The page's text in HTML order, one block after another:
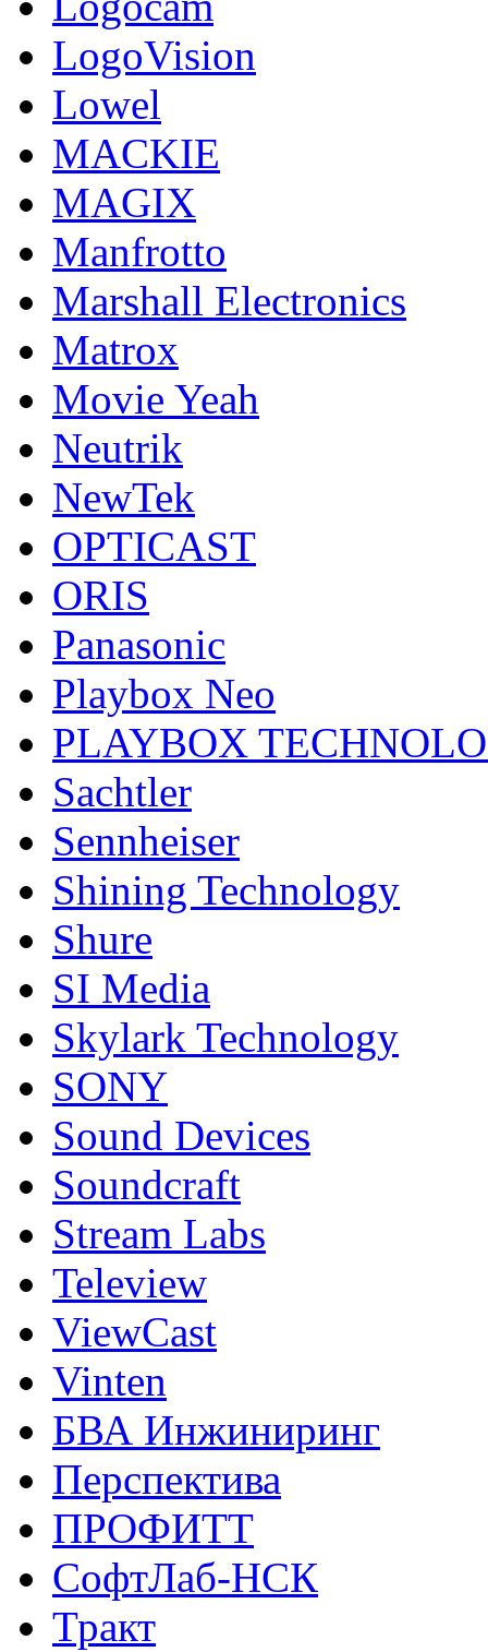
LogoVision
Lowel
MACKIE
MAGIX
Manfrotto
Marshall Electronics
Matrox
Movie Yeah
Neutrik
NewTek
OPTICAST
ORIS
Panasonic
Playbox Neo
PLAYBOX
Sachtler
Sennheiser
Shining Technology
Shure
SI Media
Skylark Technology
SONY
Sound Devices
Soundcraft
Stream Labs
Teleview
ViewCast
Vinten
БВА Инжиниринг
Перспектива
ПРОФИТТ
СофтЛаб-НСК
Тракт